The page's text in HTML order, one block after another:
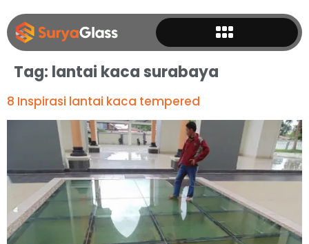
Tag: lantai kaca surabaya
8 Inspirasi lantai kaca tempered